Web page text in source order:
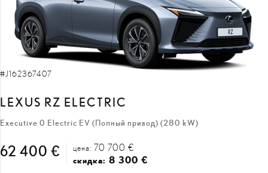
#J162367407
LEXUS RZ ELECTRIC
Executive 0 Electric EV (Полный привод) (280 kW)
62 400 € цена: 70 700 €
скидка: 8 300 €